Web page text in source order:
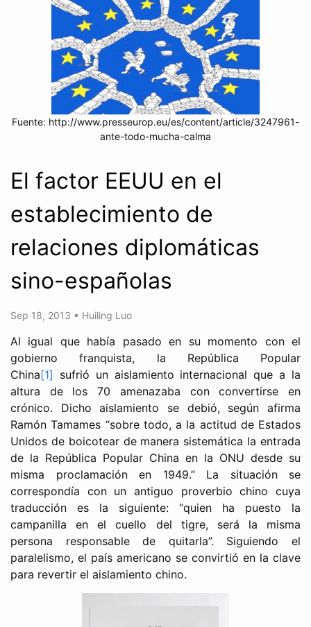
Fuente: http://www.presseurop.eu/es/content/article/3247961-
ante-todo-mucha-calma
El factor EEUU en el
establecimiento de
relaciones diplomáticas
sino-españolas
Sep 18, 2013 • Huiling Luo
Al igual que había pasado en su momento con el
gobierno franquista, la República Popular
China[1] sufrió un aislamiento internacional que a la
altura de los 70 amenazaba con convertirse en
crónico. Dicho aislamiento se debió, según afirma
Ramón Tamames “sobre todo, a la actitud de Estados
Unidos de boicotear de manera sistemática la entrada
de la República Popular China en la ONU desde su
misma proclamación en 1949.” La situación se
correspondía con un antiguo proverbio chino cuya
traducción es la siguiente: “quien ha puesto la
campanilla en el cuello del tigre, será la misma
persona responsable de quitarla”. Siguiendo el
paralelismo, el país americano se convirtió en la clave
para revertir el aislamiento chino.